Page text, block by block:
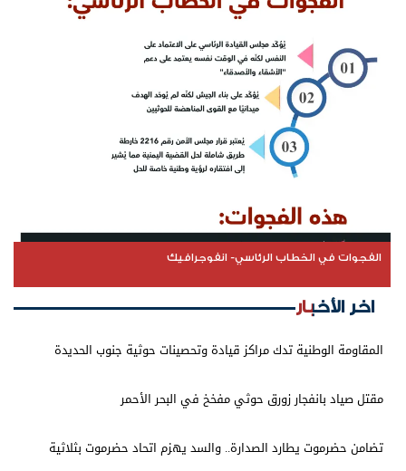
الفجوات في الخطاب الرئاسي- انفوجرافيك
اخر الأخبار
المقاومة الوطنية تدك مراكز قيادة وتحصينات حوثية جنوب الحديدة
مقتل صياد بانفجار زورق حوثي مفخخ في البحر الأحمر
تضامن حضرموت يطارد الصدارة.. والسد يهزم اتحاد حضرموت بثلاثية